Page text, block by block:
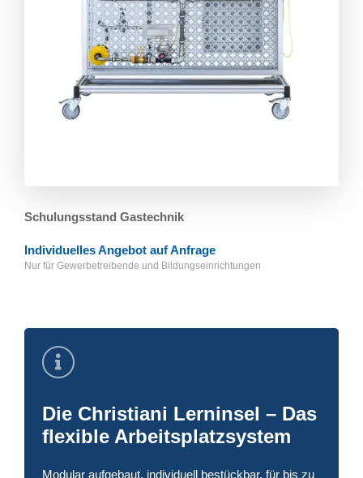
Schulungsstand Gastechnik
Individuelles Angebot auf Anfrage
Nur für Gewerbetreibende und Bildungs­einrichtungen
Die Christiani Lerninsel – Das
flexible Arbeitsplatzsystem
Modular aufgebaut, individuell bestückbar, für bis zu